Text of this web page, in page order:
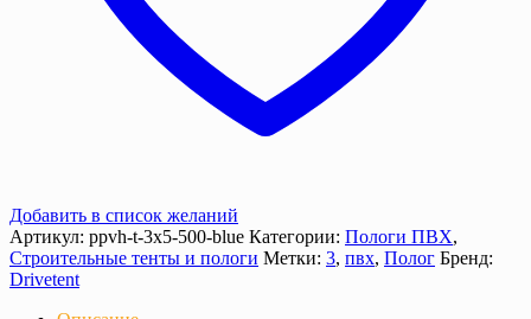
Добавить в список желаний
Артикул: ppvh-t-3х5-500-blue Категории: Пологи ПВХ,
Строительные тенты и пологи Метки: 3, пвх, Полог Бренд:
Drivetent